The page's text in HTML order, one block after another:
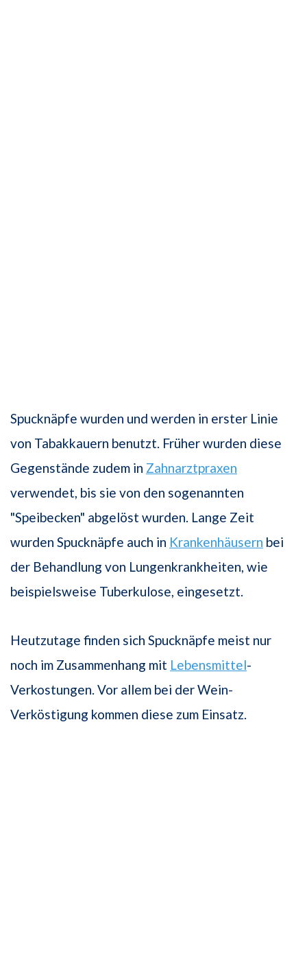
Spucknäpfe wurden und werden in erster Linie
von Tabakkauern benutzt. Früher wurden diese
Gegenstände zudem in Zahnarztpraxen
verwendet, bis sie von den sogenannten
"Speibecken" abgelöst wurden. Lange Zeit
wurden Spucknäpfe auch in Krankenhäusern bei
der Behandlung von Lungenkrankheiten, wie
beispielsweise Tuberkulose, eingesetzt.
Heutzutage finden sich Spucknäpfe meist nur
noch im Zusammenhang mit Lebensmittel-
Verkostungen. Vor allem bei der Wein-
Verköstigung kommen diese zum Einsatz.